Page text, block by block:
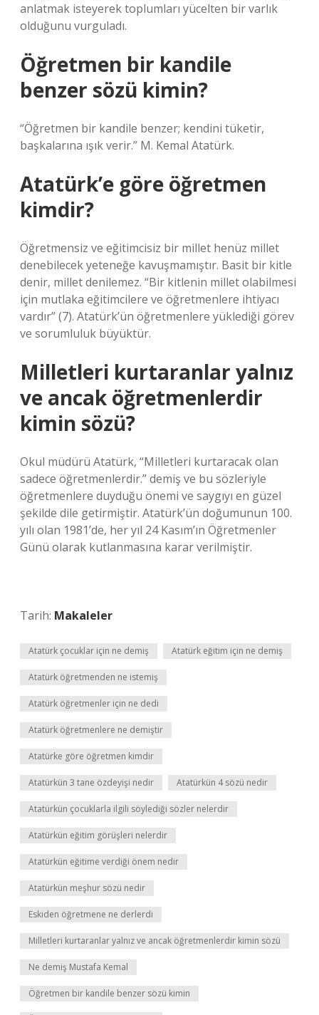
anlatmak isteyerek toplumları yücelten bir varlık
olduğunu vurguladı.
Öğretmen bir kandile
benzer sözü kimin?
“Öğretmen bir kandile benzer; kendini tüketir,
başkalarına ışık verir.” M. Kemal Atatürk.
Atatürk’e göre öğretmen
kimdir?
Öğretmensiz ve eğitimcisiz bir millet henüz millet
denebilecek yeteneğe kavuşmamıştır. Basit bir kitle
denir, millet denilemez. “Bir kitlenin millet olabilmesi
için mutlaka eğitimcilere ve öğretmenlere ihtiyacı
vardır” (7). Atatürk’ün öğretmenlere yüklediği görev
ve sorumluluk büyüktür.
Milletleri kurtaranlar yalnız
ve ancak öğretmenlerdir
kimin sözü?
Okul müdürü Atatürk, “Milletleri kurtaracak olan
sadece öğretmenlerdir.” demiş ve bu sözleriyle
öğretmenlere duyduğu önemi ve saygıyı en güzel
şekilde dile getirmiştir. Atatürk’ün doğumunun 100.
yılı olan 1981’de, her yıl 24 Kasım’ın Öğretmenler
Günü olarak kutlanmasına karar verilmiştir.
Tarih: Makaleler
Atatürk çocuklar için ne demiş Atatürk eğitim için ne demiş
Atatürk öğretmenden ne istemiş
Atatürk öğretmenler için ne dedi
Atatürk öğretmenlere ne demiştir
Atatürke göre öğretmen kimdir
Atatürkün 3 tane özdeyişi nedir Atatürkün 4 sözü nedir
Atatürkün çocuklarla ilgili söylediği sözler nelerdir
Atatürkün eğitim görüşleri nelerdir
Atatürkün eğitime verdiği önem nedir
Atatürkün meşhur sözü nedir
Eskiden öğretmene ne derlerdi
Milletleri kurtaranlar yalnız ve ancak öğretmenlerdir kimin sözü
Ne demiş Mustafa Kemal
Öğretmen bir kandile benzer sözü kimin